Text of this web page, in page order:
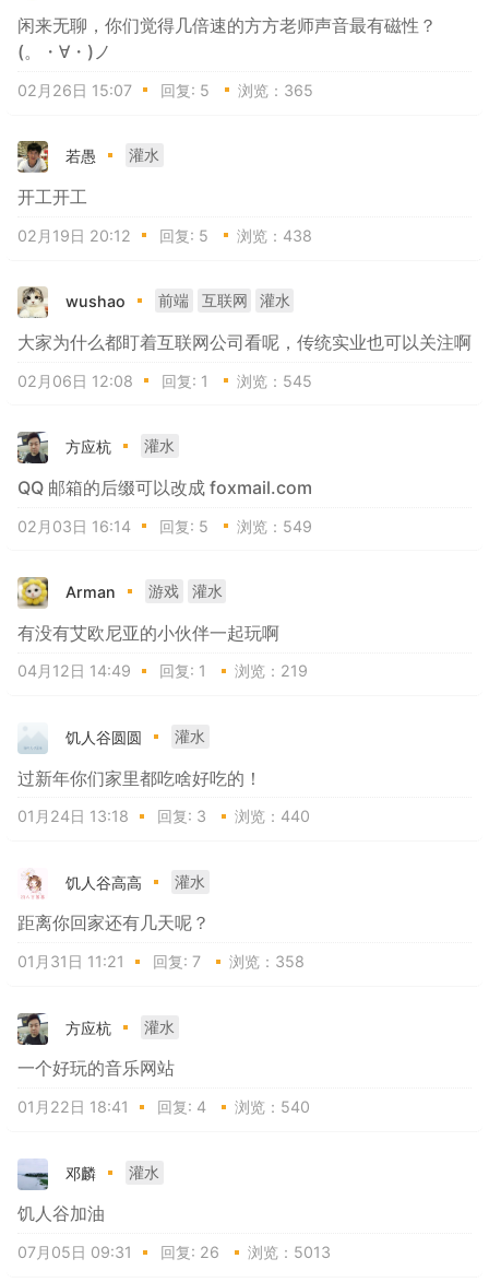
闲来无聊，你们觉得几倍速的方方老师声音最有磁性？
(。・∀・)ノ
02月26日 15:07 回复: 5 浏览：365
若愚 灌水
开工开工
02月19日 20:12 回复: 5 浏览：438
wushao 前端 互联网 灌水
大家为什么都盯着互联网公司看呢，传统实业也可以关注啊
02月06日 12:08 回复: 1 浏览：545
方应杭 灌水
QQ 邮箱的后缀可以改成 foxmail.com
02月03日 16:14 回复: 5 浏览：549
Arman 游戏 灌水
有没有艾欧尼亚的小伙伴一起玩啊
04月12日 14:49 回复: 1 浏览：219
饥人谷圆圆 灌水
过新年你们家里都吃啥好吃的！
01月24日 13:18 回复: 3 浏览：440
饥人谷高高 灌水
距离你回家还有几天呢？
01月31日 11:21 回复: 7 浏览：358
方应杭 灌水
一个好玩的音乐网站
01月22日 18:41 回复: 4 浏览：540
邓麟 灌水
饥人谷加油
07月05日 09:31 回复: 26 浏览：5013